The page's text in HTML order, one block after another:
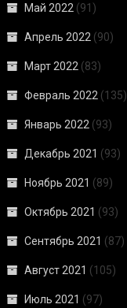
Май 2022 (91)
Апрель 2022 (90)
Март 2022 (83)
Февраль 2022 (135)
Январь 2022 (93)
Декабрь 2021 (93)
Ноябрь 2021 (89)
Октябрь 2021 (93)
Сентябрь 2021 (87)
Август 2021 (105)
Июль 2021 (97)